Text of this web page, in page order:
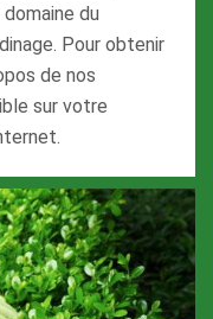
du
Pour obtenir
de nos
sur votre